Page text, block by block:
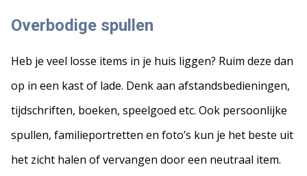
Overbodige spullen
Heb je veel losse items in je huis liggen? Ruim deze dan
op in een kast of lade. Denk aan afstandsbedieningen,
tijdschriften, boeken, speelgoed etc. Ook persoonlijke
spullen, familieportretten en foto’s kun je het beste uit
het zicht halen of vervangen door een neutraal item.